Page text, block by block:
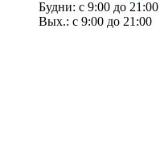
Будни: с 9:00 до 21:00
Вых.: с 9:00 до 21:00